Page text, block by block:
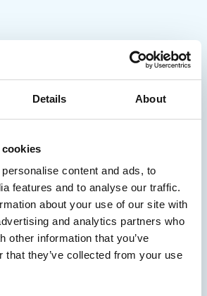
Details About
content and ads, to
features and to analyse our traffic.
about your use of our site with
and analytics partners who
other information that you’ve
that they’ve collected from your use
syyskuussa
nimitetty Arctian henkilöstö- ja
Hän aloittaa tehtävässään
Arctiaan Postista, jossa hän on
Postipalvelut-liiketoiminnan